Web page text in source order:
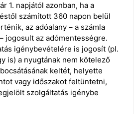
1. napjától azonban, ha a
számított 360 napon belül
az adóalany – a számla
jogosult az adómentességre.
igénybevételére is jogosít (pl.
is) a nyugtának nem kötelező
keltét, helyette
vagy időszakot feltüntetni,
szolgáltatás igénybe